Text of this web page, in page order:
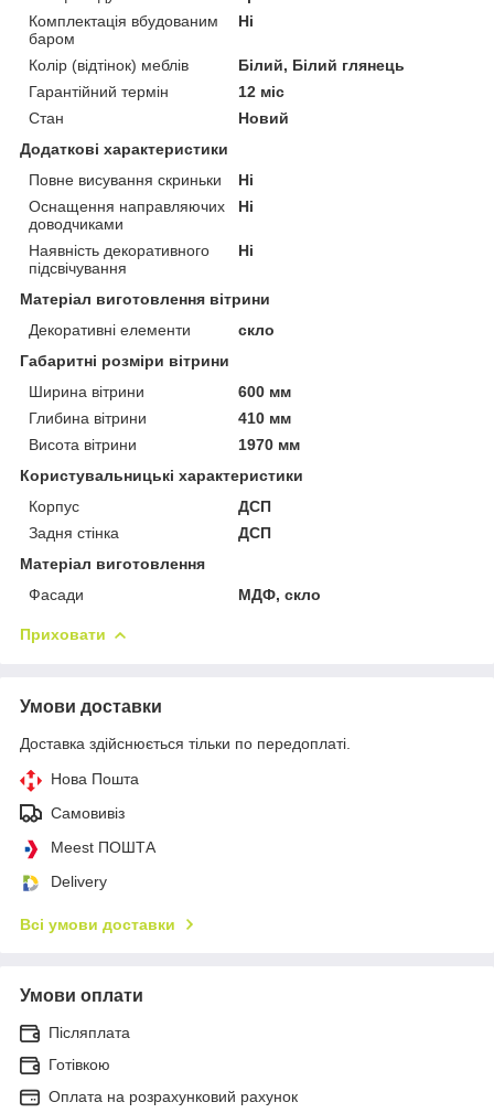
Комплектація вбудованим
баром
Ні
Колір (відтінок) меблів
Білий, Білий глянець
Гарантійний термін
12 міс
Стан
Новий
Додаткові характеристики
Повне висування скриньки
Ні
Оснащення направляючих
доводчиками
Ні
Наявність декоративного
підсвічування
Ні
Матеріал виготовлення вітрини
Декоративні елементи
скло
Габаритні розміри вітрини
Ширина вітрини
600 мм
Глибина вітрини
410 мм
Висота вітрини
1970 мм
Користувальницькі характеристики
Корпус
ДСП
Задня стінка
ДСП
Матеріал виготовлення
Фасади
МДФ, скло
Приховати
Умови доставки
Доставка здійснюється тільки по передоплаті.
Нова Пошта
Самовивіз
Meest ПОШТА
Delivery
Всі умови доставки
Умови оплати
Післяплата
Готівкою
Оплата на розрахунковий рахунок